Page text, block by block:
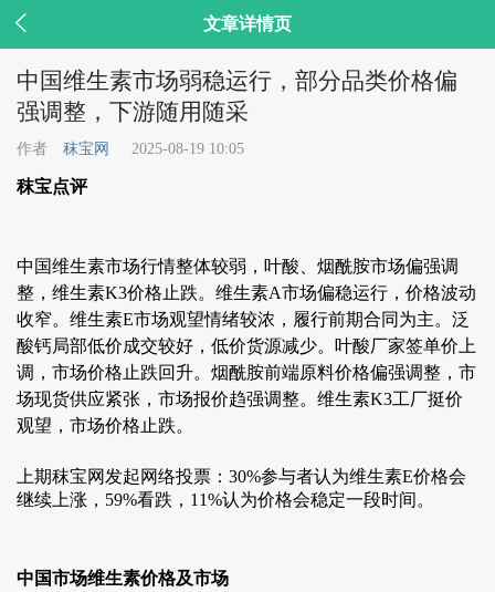
 文章详情页
中国维生素市场弱稳运行，部分品类价格偏
强调整，下游随用随采
作者 秣宝网 2025-08-19 10:05
秣宝点评
中国维生素市场行情整体较弱，叶酸、烟酰胺市场偏强调
整，维生素K3价格止跌。维生素A市场偏稳运行，价格波动
收窄。维生素E市场观望情绪较浓，履行前期合同为主。泛
酸钙局部低价成交较好，低价货源减少。叶酸厂家签单价上
调，市场价格止跌回升。烟酰胺前端原料价格偏强调整，市
场现货供应紧张，市场报价趋强调整。维生素K3工厂挺价
观望，市场价格止跌。
上期秣宝网发起网络投票：30%参与者认为维生素E价格会
继续上涨，59%看跌，11%认为价格会稳定一段时间。
中国市场维生素价格及市场